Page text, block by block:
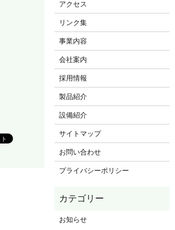
アクセス
リンク集
事業内容
会社案内
採用情報
製品紹介
設備紹介
サイトマップ
お問い合わせ
プライバシーポリシー
お知らせ